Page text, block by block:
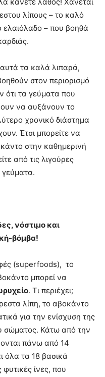
κάνετε λάθος! Χάνεται
λίπους – το καλό
ελαιόλαδο – που βοηθά
τα καλά λιπαρά,
στον περιορισμό
ότι τα γεύματα που
να αυξάνουν το
χρονικό διάστημα
Έτσι μπορείτε να
στην καθημερινή
από τις λιγούρες
νόστιμο και
βόμβα!
(superfoods), το
μπορεί να
. Τι περιέχει;
λίπη, το αβοκάντο
για την ενίσχυση της
σώματος. Κάτω από την
πάνω από 14
όλα τα 18 βασικά
φυτικές ίνες, που